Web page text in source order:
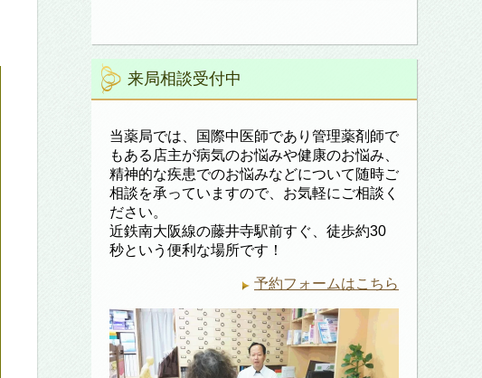
来局相談受付中
当薬局では、国際中医師であり管理薬剤師で
もある店主が病気のお悩みや健康のお悩み、
精神的な疾患でのお悩みなどについて随時ご
相談を承っていますので、お気軽にご相談く
ださい。
近鉄南大阪線の藤井寺駅前すぐ、徒歩約30
秒という便利な場所です！
予約フォームはこちら